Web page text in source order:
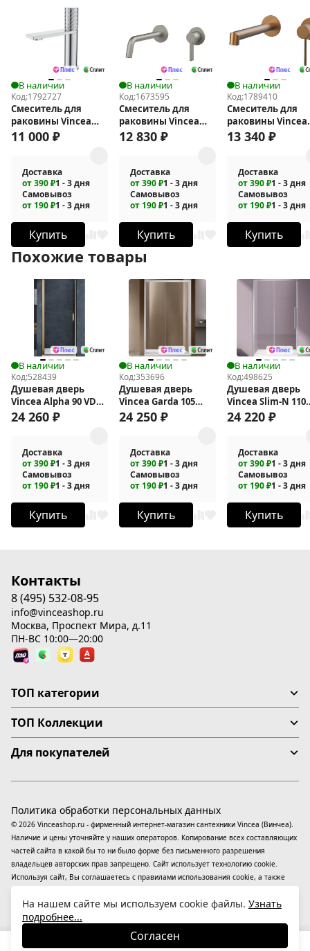
В наличии
Код:1792727
Смеситель для
раковины Vincea
Альто (Alto) VBF-
11 000 ₽
Доставка
от 390 ₽1 - 3 дня
Самовывоз
от 190 ₽1 - 3 дня
Купить
В наличии
Код:1673595
Смеситель для
раковины Vincea
Villa VBFW-1VL1BN
12 830 ₽
Доставка
от 390 ₽1 - 3 дня
Самовывоз
от 190 ₽1 - 3 дня
Купить
В наличии
Код:1789410
Смеситель для
раковины Vincea
Desire VBFW-
13 340 ₽
Доставка
от 390 ₽1 - 3 дня
Самовывоз
от 190 ₽1 - 3 дня
Купить
Похожие товары
В наличии
Код:528439
Душевая дверь
Vincea Alpha 90 VDP-
3AL900CLG
24 260 ₽
Доставка
от 390 ₽1 - 3 дня
Самовывоз
от 190 ₽1 - 3 дня
Купить
В наличии
Код:353696
Душевая дверь
Vincea Garda 105
VDS-1G105CL
24 250 ₽
Доставка
от 390 ₽1 - 3 дня
Самовывоз
от 190 ₽1 - 3 дня
Купить
В наличии
Код:498625
Душевая дверь
Vincea Slim-N 110
VDS-4SN110CL
24 220 ₽
Доставка
от 390 ₽1 - 3 дня
Самовывоз
от 190 ₽1 - 3 дня
Купить
Контакты
8 (495) 532-08-95
info@vinceashop.ru
Москва, Проспект Мира, д.11
ПН-ВС 10:00—20:00
ТОП категории
ТОП Коллекции
Для покупателей
© 2026 Vinceashop.ru - фирменный интернет-магазин сантехники Vincea (Винчеа).
Наличие и цены уточняйте у наших операторов. Копирование всех составляющих
частей сайта в какой бы то ни было форме без письменного разрешения
владельцев авторских прав запрещено. Сайт использует технологию cookie.
Используя сайт, Вы соглашаетесь с правилами использования cookie, а также
применяютсярекомендательные технологии(информационные технологии
предоставления информации на основе сбора, систематизации и анализа
сведений, относящихся к предпочтениям пользователей сети «Интернет»,
находящихся на территории Российской Федерации).
Политика обработки персональных данных
На нашем сайте мы используем cookie файлы. Узнать
подробнее...
Согласен